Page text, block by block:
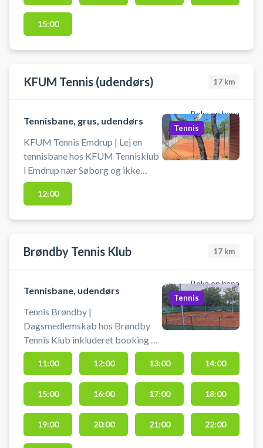
bolde. Der er
parkeringsmuligheder i området
15:00
KFUM Tennis (udendørs) 17 km
Boka en bana
Tennisbane, grus, udendørs
KFUM Tennis Emdrup | Lej en
tennisbane hos KFUM Tennisklub
i Emdrup nær Søborg og ikke
langt fra Hellerup. Book
tennisbanen og spil tennis på
Tennis
12:00
Brøndby Tennis Klub 17 km
Boka en bana
Tennisbane, udendørs
Tennis Brøndby |
Dagsmedlemskab hos Brøndby
Tennis Klub inkluderet booking af
udendørs grusbane. Køb et
medlemskab og book samtidig en
udendørs tennisbane, så du kan
spille tennis på grus i Brøndby.
Medbring ketsjer og bolde.
Tennis
11:00 12:00 13:00 14:00
15:00 16:00 17:00 18:00
19:00 20:00 21:00 22:00